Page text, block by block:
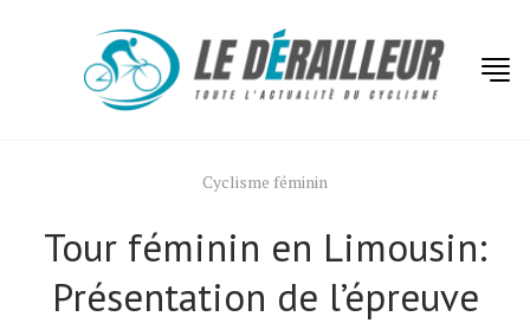
Cyclisme féminin
Tour féminin en Limousin:
Présentation de l’épreuve